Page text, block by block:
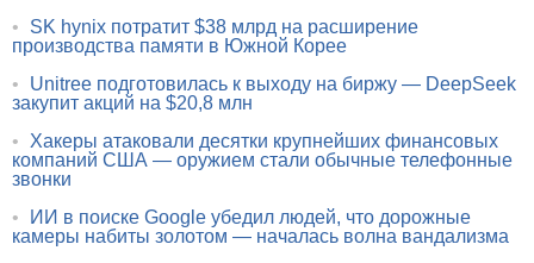
•
SK hynix потратит $38 млрд на расширение
производства памяти в Южной Корее
•
Unitree подготовилась к выходу на биржу — DeepSeek
закупит акций на $20,8 млн
•
Хакеры атаковали десятки крупнейших финансовых
компаний США — оружием стали обычные телефонные
звонки
•
ИИ в поиске Google убедил людей, что дорожные
камеры набиты золотом — началась волна вандализма